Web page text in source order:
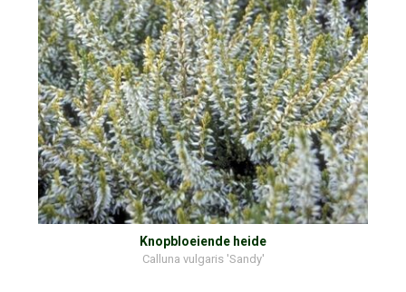
Knopbloeiende heide
Calluna vulgaris 'Sandy'